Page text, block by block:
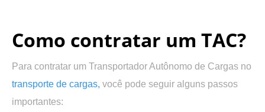
Como contratar um TAC?
Para contratar um Transportador Autônomo de Cargas no
transporte de cargas, você pode seguir alguns passos
importantes: